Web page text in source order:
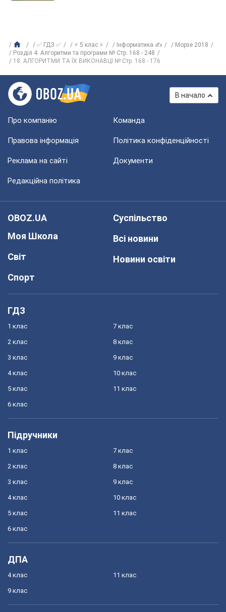
✅ ГДЗ ✅ ⚡ 5 клас ⚡ Інформатика ✍
Морзе 2018
Розділ 4. Алгоритми та програми № Стр. 168 - 248
18. АЛГОРИТМИ ТА ЇХ ВИКОНАВЦІ № Стр. 168 - 176
В начало
Про компанію Команда
Правова інформація Політика конфіденційності
Реклама на сайті Документи
Редакційна політика
OBOZ.UA
Моя Школа
Світ
Спорт
Суспільство
Всі новини
Новини освіти
ГДЗ
1 клас
2 клас
3 клас
4 клас
5 клас
6 клас
7 клас
8 клас
9 клас
10 клас
11 клас
Підручники
1 клас
2 клас
3 клас
4 клас
5 клас
6 клас
7 клас
8 клас
9 клас
10 клас
11 клас
ДПА
4 клас
9 клас
11 клас